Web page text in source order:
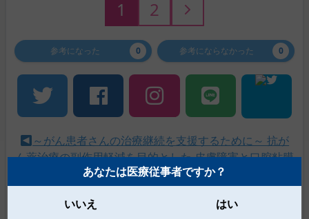
1 2
参考になった 0 参考にならなかった 0
～がん患者さんの治療継続を支援するために～ 抗が
ん薬治療の副作用軽減を目的とした 皮膚障害と口腔粘膜
炎へのケアとポイント【PR】
こまち麻酔フォーラム2017 麻酔科領域の物理学と医療
あなたは医療従事者ですか？
いいえ はい